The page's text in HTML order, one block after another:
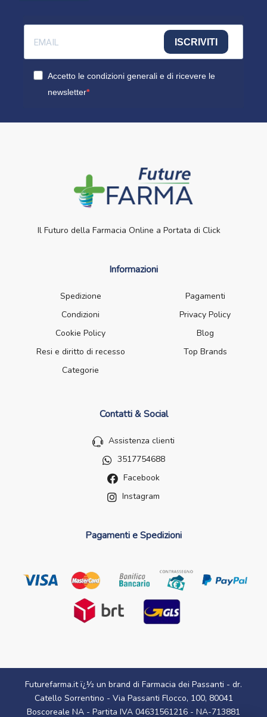
ISCRIVITI
Accetto le condizioni generali e di ricevere le
newsletter
Il Futuro della Farmacia Online a Portata di Click
Informazioni
Spedizione
Pagamenti
Condizioni
Privacy Policy
Cookie Policy
Blog
Resi e diritto di recesso
Top Brands
Categorie
Contatti & Social
Assistenza clienti
3517754688
Facebook
Instagram
Pagamenti e Spedizioni
Futurefarma.it ï¿½ un brand di Farmacia dei Passanti - dr.
Catello Sorrentino - Via Passanti Flocco, 100, 80041
Boscoreale NA - Partita IVA 04631561216 - NA-713881